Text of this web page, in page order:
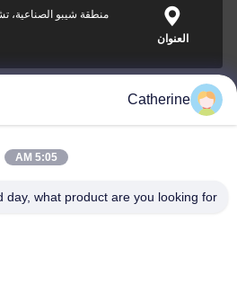
العنوان
منطقة شيبو الصناعية،
padraic@huayumachine.cn
Catherine
5:05 AM
day, what product are you looking for?